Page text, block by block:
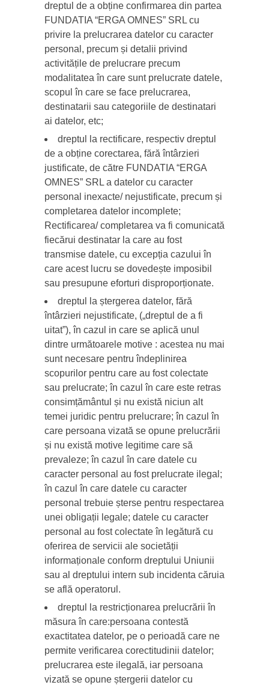
dreptul de a obține confirmarea din partea
FUNDATIA “ERGA OMNES” SRL cu
privire la prelucrarea datelor cu caracter
personal, precum și detalii privind
activitățile de prelucrare precum
modalitatea în care sunt prelucrate datele,
scopul în care se face prelucrarea,
destinatarii sau categoriile de destinatari
ai datelor, etc;
dreptul la rectificare, respectiv dreptul
de a obține corectarea, fără întârzieri
justificate, de către FUNDATIA “ERGA
OMNES” SRL a datelor cu caracter
personal inexacte/ nejustificate, precum și
completarea datelor incomplete;
Rectificarea/ completarea va fi comunicată
fiecărui destinatar la care au fost
transmise datele, cu excepția cazului în
care acest lucru se dovedește imposibil
sau presupune eforturi disproporționate.
dreptul la ștergerea datelor, fără
întârzieri nejustificate, („dreptul de a fi
uitat”), în cazul in care se aplică unul
dintre următoarele motive : acestea nu mai
sunt necesare pentru îndeplinirea
scopurilor pentru care au fost colectate
sau prelucrate; în cazul în care este retras
consimțământul și nu există niciun alt
temei juridic pentru prelucrare; în cazul în
care persoana vizată se opune prelucrării
și nu există motive legitime care să
prevaleze; în cazul în care datele cu
caracter personal au fost prelucrate ilegal;
în cazul în care datele cu caracter
personal trebuie șterse pentru respectarea
unei obligații legale; datele cu caracter
personal au fost colectate în legătură cu
oferirea de servicii ale societății
informaționale conform dreptului Uniunii
sau al dreptului intern sub incidenta căruia
se află operatorul.
dreptul la restricționarea prelucrării în
măsura în care:persoana contestă
exactitatea datelor, pe o perioadă care ne
permite verificarea corectitudinii datelor;
prelucrarea este ilegală, iar persoana
vizată se opune ștergerii datelor cu